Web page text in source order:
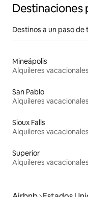
Destinaciones
Destinos a un paso de
Mineápolis
Alquileres vacacionales
San Pablo
Alquileres vacacionales
Sioux Falls
Alquileres vacacionales
Superior
Alquileres vacacionales